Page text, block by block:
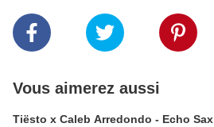
Vous aimerez aussi
Tiësto x Caleb Arredondo - Echo Sax